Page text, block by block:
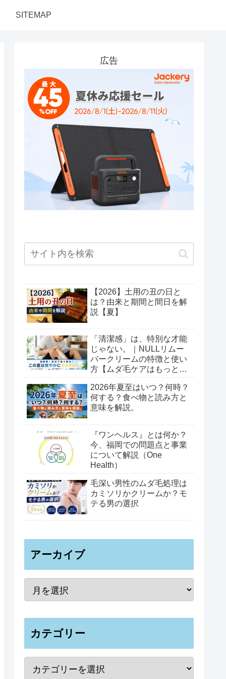
SITEMAP
広告
【2026】土用の丑の日と
は？由来と期間と間日を解
説【夏】
「清潔感」は、特別な才能
じゃない。｜NULLリムー
バークリームの特徴と使い
方【ムダ毛ケアはもっと簡
2026年夏至はいつ？何時？
何する？食べ物と読み方と
意味を解説。
『ワンヘルス』とは何か？
今、福岡での問題点と事業
について解説（One
Health）
毛深い男性のムダ毛処理は
カミソリかクリームか？モ
テる男の選択
アーカイブ
カテゴリー